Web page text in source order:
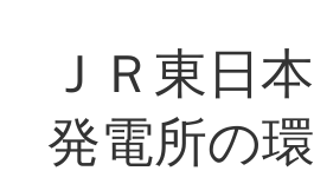
ＪＲ東日
発電所の